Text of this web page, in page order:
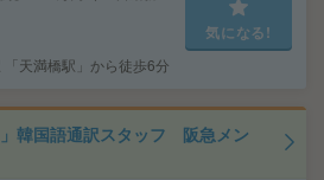
天満橋駅」から徒歩6分
気になる!
」韓国語通訳スタッフ 阪急メン